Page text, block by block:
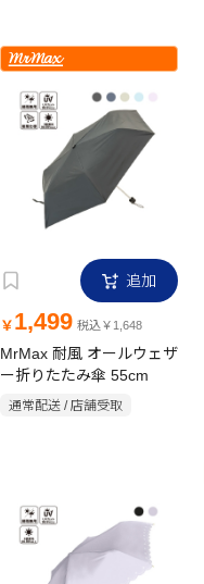
追加
￥ 1,499 税込￥1,648
MrMax 耐風 オールウェザ
ー折りたたみ傘 55cm
通常配送 / 店舗受取